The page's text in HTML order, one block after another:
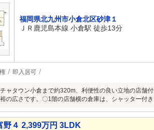
福岡県北九州市小倉北区砂津１
ＪＲ鹿児島本線 小倉駅 徒歩13分
即入居可
ャタウン小倉まで約320m、利便性の良い立地の店舗
の広さです。〇1階の店舗横の倉庫は、シャッター付
野４ 2,399万円 3LDK